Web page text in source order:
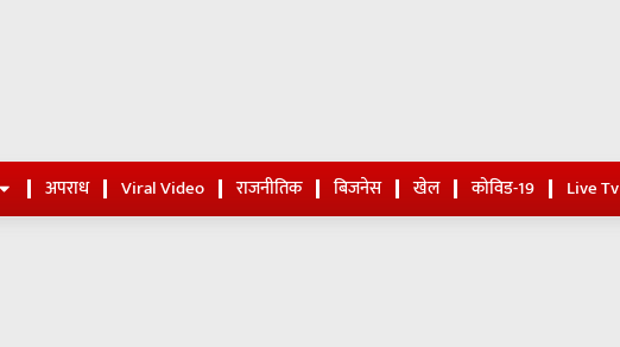
अपराध Viral Video राजनीतिक बिजनेस खेल कोविड-19 Live Tv